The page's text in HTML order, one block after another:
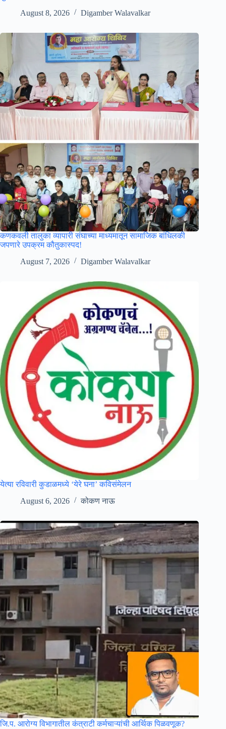
August 8, 2026
Digamber Walavalkar
कणकवली तालुका व्यापारी संघाच्या माध्यमातून सामाजिक बांधिलकी
जपणारे उपक्रम कौतुकास्पद!
August 7, 2026
Digamber Walavalkar
येत्या रविवारी कुडाळमध्ये ‘येरे घना’ कविसंमेलन
August 6, 2026
कोकण नाऊ
जि.प. आरोग्य विभागातील कंत्राटी कर्मचाऱ्यांची आर्थिक पिळवणूक?